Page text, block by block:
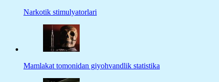
Narkotik stimulyatorlari
Mamlakat tomonidan giyohvandlik statistika